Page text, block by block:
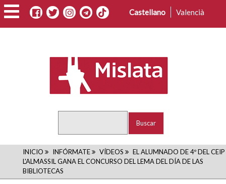
Pasar
al
contenido
Castellano Valencià
RUTA
DE
INICIO INFÓRMATE VÍDEOS
EL ALUMNADO DE 4º DEL CEIP
L'ALMASSIL GANA EL CONCURSO DEL LEMA DEL DÍA DE LAS
BIBLIOTECAS